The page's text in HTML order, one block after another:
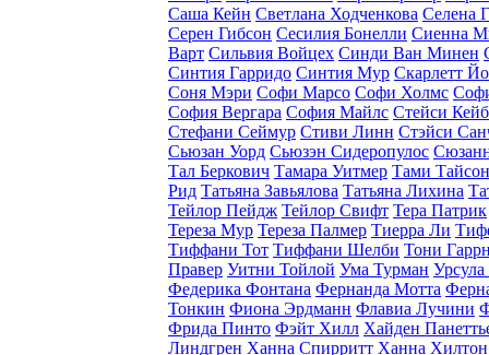
Саша Кейн Светлана Ходченкова Селена
Серен Гибсон Сесилия Бонелли Сиенна
Варт Сильвия Войцех Синди Ван Минен
Синтия Гарридо Синтия Мур Скарлетт
Соня Мэри Софи Марсо Софи Холмс
София Вергара София Майлс Стейси
Стефани Сеймур Стиви Линн Стэйси
Сьюзан Уорд Сьюзэн Сидеропулос
Тал Беркович Тамара Уитмер Тами Тайсон
Рид Татьяна Завьялова Татьяна Лихина
Тейлор Пейдж Тейлор Свифт Тера Патрик
Тереза Мур Тереза Палмер Тиерра Ли
Тиффани Тот Тиффани Шелби Тони
Правер Уитни Тойлой Ума Турман
Федерика Фонтана Фернанда Мотта
Тонкин Фиона Эрдманн Флавиа Лучини
Фрида Пинто Фэйт Хилл Хайден
Линдгрен Ханна Спирритт Ханна Хилтон